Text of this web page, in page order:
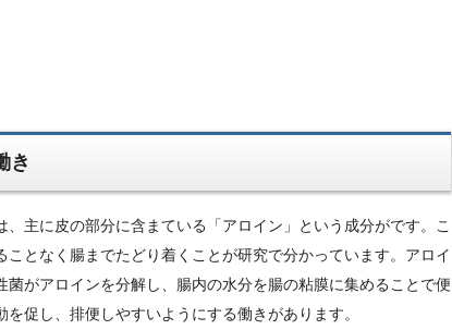
き
、主に皮の部分に含まている「アロイン」という成分がです。こ
ことなく腸までたどり着くことが研究で分かっています。アロイ
菌がアロインを分解し、腸内の水分を腸の粘膜に集めることで便
促し、排便しやすいようにする働きがあります。